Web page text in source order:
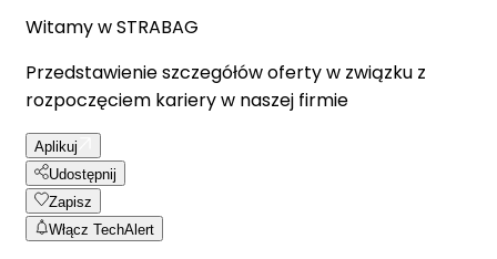
Witamy w STRABAG
Przedstawienie szczegółów oferty w związku z
rozpoczęciem kariery w naszej firmie
Aplikuj
Udostępnij
Zapisz
Włącz TechAlert